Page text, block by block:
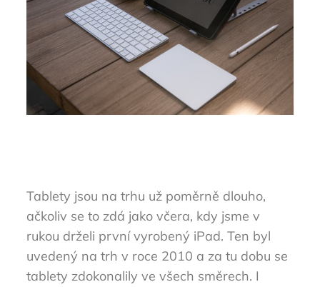
Tablety jsou na trhu už poměrně dlouho,
ačkoliv se to zdá jako včera, kdy jsme v
rukou drželi první vyrobený iPad. Ten byl
uvedený na trh v roce 2010 a za tu dobu se
tablety zdokonalily ve všech směrech. I